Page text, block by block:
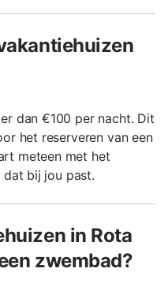
dan €100 per nacht. Dit
het reserveren van een
meteen met het
dat bij jou past.
in Rota
zwembad?